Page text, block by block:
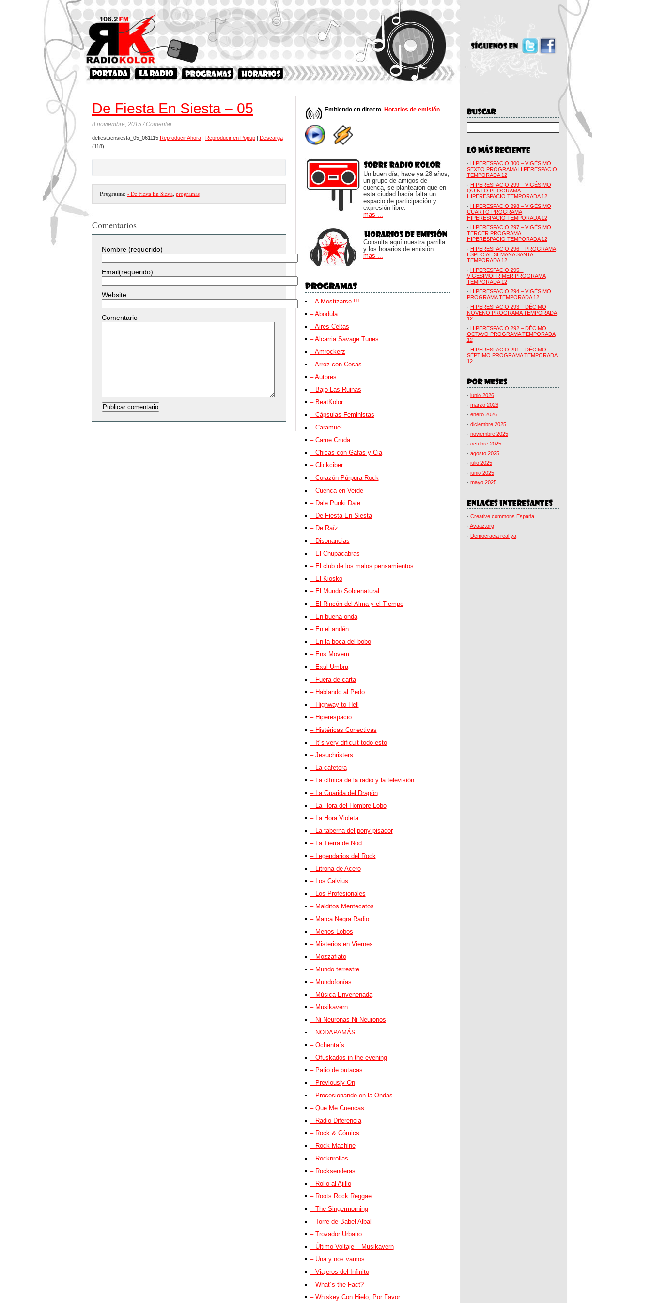
De Fiesta En Siesta – 05
8 noviembre, 2015 /Comentar
defiestaensiesta_05_061115 Reproducir Ahora| Reproducir en Popup| Descarga
(118)
Programa: - De Fiesta En Siesta, programas
Comentarios
Nombre (requerido)
Email(requerido)
Website
Comentario
Emitiendo en directo. Horarios de emisión.
Un buen día, hace ya 28 años,
un grupo de amigos de
cuenca, se plantearon que en
esta ciudad hacía falta un
espacio de participación y
expresión libre.
mas ...
Consulta aquí nuestra parrilla
y los horarios de emisión.
mas ...
– A Mestizarse !!!
– Abodula
– Aires Celtas
– Alcarria Savage Tunes
– Amrockerz
– Arroz con Cosas
– Autores
– Bajo Las Ruinas
– BeatKolor
– Cápsulas Feministas
– Caramuel
– Carne Cruda
– Chicas con Gafas y Cia
– Clickciber
– Corazón Púrpura Rock
– Cuenca en Verde
– Dale Punki Dale
– De Fiesta En Siesta
– De Raíz
– Disonancias
– El Chupacabras
– El club de los malos pensamientos
– El Kiosko
– El Mundo Sobrenatural
– El Rincón del Alma y el Tiempo
– En buena onda
– En el andén
– En la boca del bobo
– Ens Movem
– Exul Umbra
– Fuera de carta
– Hablando al Pedo
– Highway to Hell
– Hiperespacio
– Histéricas Conectivas
– It´s very dificult todo esto
– Jesuchristers
– La cafetera
– La clínica de la radio y la televisión
– La Guarida del Dragón
– La Hora del Hombre Lobo
– La Hora Violeta
– La taberna del pony pisador
– La Tierra de Nod
– Legendarios del Rock
– Litrona de Acero
– Los Calvius
– Los Profesionales
– Malditos Mentecatos
– Marca Negra Radio
– Menos Lobos
– Misterios en Viernes
– Mozzafiato
– Mundo terrestre
– Mundofonías
– Música Envenenada
– Musikavern
– Ni Neuronas Ni Neuronos
– NODAPAMÁS
– Ochenta´s
– Ofuskados in the evening
– Patio de butacas
– Previously On
– Procesionando en la Ondas
– Que Me Cuencas
– Radio Diferencia
– Rock & Cómics
– Rock Machine
– Rocknrollas
– Rocksenderas
– Rollo al Ajillo
– Roots Rock Reggae
– The Singermorning
– Torre de Babel Albal
– Trovador Urbano
– Último Voltaje – Musikavern
– Una y nos vamos
– Viajeros del Infinito
– What´s the Fact?
– Whiskey Con Hielo, Por Favor
· HIPERESPACIO 300 – VIGÉSIMO
SEXTO PROGRAMA HIPERESPACIO
TEMPORADA 12
· HIPERESPACIO 299 – VIGÉSIMO
QUINTO PROGRAMA
HIPERESPACIO TEMPORADA 12
· HIPERESPACIO 298 – VIGÉSIMO
CUARTO PROGRAMA
HIPERESPACIO TEMPORADA 12
· HIPERESPACIO 297 – VIGÉSIMO
TERCER PROGRAMA
HIPERESPACIO TEMPORADA 12
· HIPERESPACIO 296 – PROGRAMA
ESPECIAL SEMANA SANTA
TEMPORADA 12
· HIPERESPACIO 295 –
VIGÉSIMOPRIMER PROGRAMA
TEMPORADA 12
· HIPERESPACIO 294 – VIGÉSIMO
PROGRAMA TEMPORADA 12
· HIPERESPACIO 293 – DÉCIMO
NOVENO PROGRAMA TEMPORADA
12
· HIPERESPACIO 292 – DÉCIMO
OCTAVO PROGRAMA TEMPORADA
12
· HIPERESPACIO 291 – DÉCIMO
SÉPTIMO PROGRAMA TEMPORADA
12
· junio 2026
· marzo 2026
· enero 2026
· diciembre 2025
· noviembre 2025
· octubre 2025
· agosto 2025
· julio 2025
· junio 2025
· mayo 2025
· Creative commons España
· Avaaz.org
· Democracia real ya